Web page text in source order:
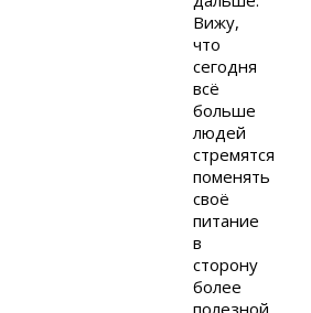
Вижу,
что
сегодня
всё
больше
людей
стремятся
поменять
своё
питание
в
сторону
более